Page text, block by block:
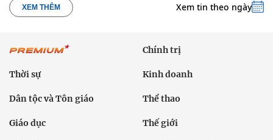
XEM THÊM Xem tin theo ngày
Chính trị
Thời sự Kinh doanh
Dân tộc và Tôn giáo Thể thao
Giáo dục Thế giới